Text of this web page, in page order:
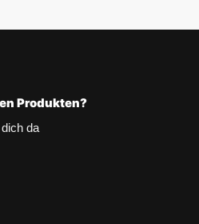
Produkten?
da